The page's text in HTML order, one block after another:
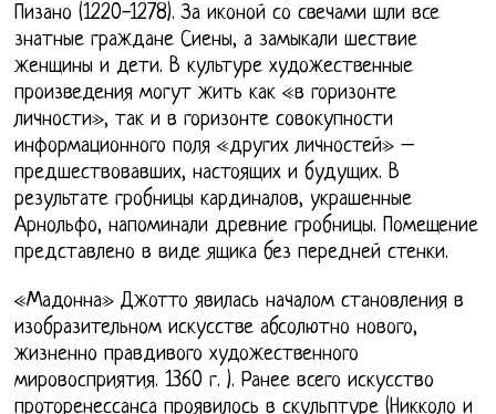
Пизано (1220-1278). За иконой со свечами шли все
знатные граждане Сиены, а замыкали шествие
женщины и дети. В культуре художественные
произведения могут жить как «в горизонте
личности», так и в горизонте совокупности
информационного поля «других личностей» –
предшествовавших, настоящих и будущих. В
результате гробницы кардиналов, украшенные
Арнольфо, напоминали древние гробницы. Помещение
представлено в виде ящика без передней стенки.
«Мадонна» Джотто явилась началом становления в
изобразительном искусстве абсолютно нового,
жизненно правдивого художественного
мировосприятия. 1360 г. ). Ранее всего искусство
проторенессанса проявилось в скульптуре (Никколо и